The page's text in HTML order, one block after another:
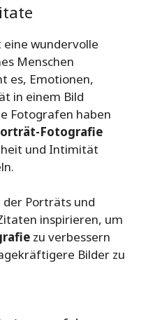
eine wundervolle
Menschen
es, Emotionen,
in einem Bild
Fotografen haben
Fotografie
und Intimität
der Porträts und
inspirieren, um
zu verbessern
Bilder zu